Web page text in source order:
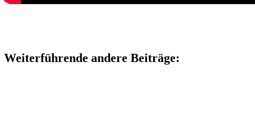
Weiterführende andere Beiträge: